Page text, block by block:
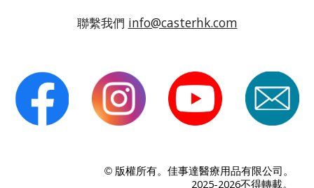
聯繫我們 info@casterhk.com
© 版權所有。佳事達醫療用品有限公司。
2025-2026不得轉載。